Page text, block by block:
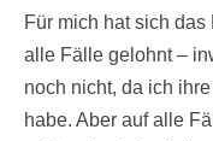
Für mich hat sich
alle Fälle gelohnt –
noch nicht, da ich
habe. Aber auf alle